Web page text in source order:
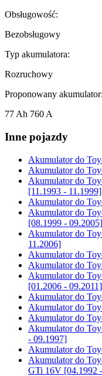
Obsługowość:
Bezobsługowy
Typ akumulatora:
Rozruchowy
Proponowany akumulator:
77 Ah 760 A
Inne pojazdy
Akumulator do
Akumulator do
Akumulator do
[11.1993 - 11.1999]
Akumulator do
Akumulator do
[08.1999 - 09.2005]
Akumulator do
11.2006]
Akumulator do
Akumulator do
Akumulator do
[01.2006 - 09.2011]
Akumulator do
Akumulator do
Akumulator do
Akumulator do
- 09.1997]
Akumulator do
Akumulator do
GTi 16V [04.1992